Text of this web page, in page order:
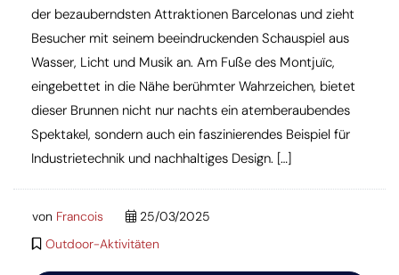
der bezauberndsten Attraktionen Barcelonas und zieht
Besucher mit seinem beeindruckenden Schauspiel aus
Wasser, Licht und Musik an. Am Fuße des Montjuïc,
eingebettet in die Nähe berühmter Wahrzeichen, bietet
dieser Brunnen nicht nur nachts ein atemberaubendes
Spektakel, sondern auch ein faszinierendes Beispiel für
Industrietechnik und nachhaltiges Design. […]
von Francois
25/03/2025
Outdoor-Aktivitäten